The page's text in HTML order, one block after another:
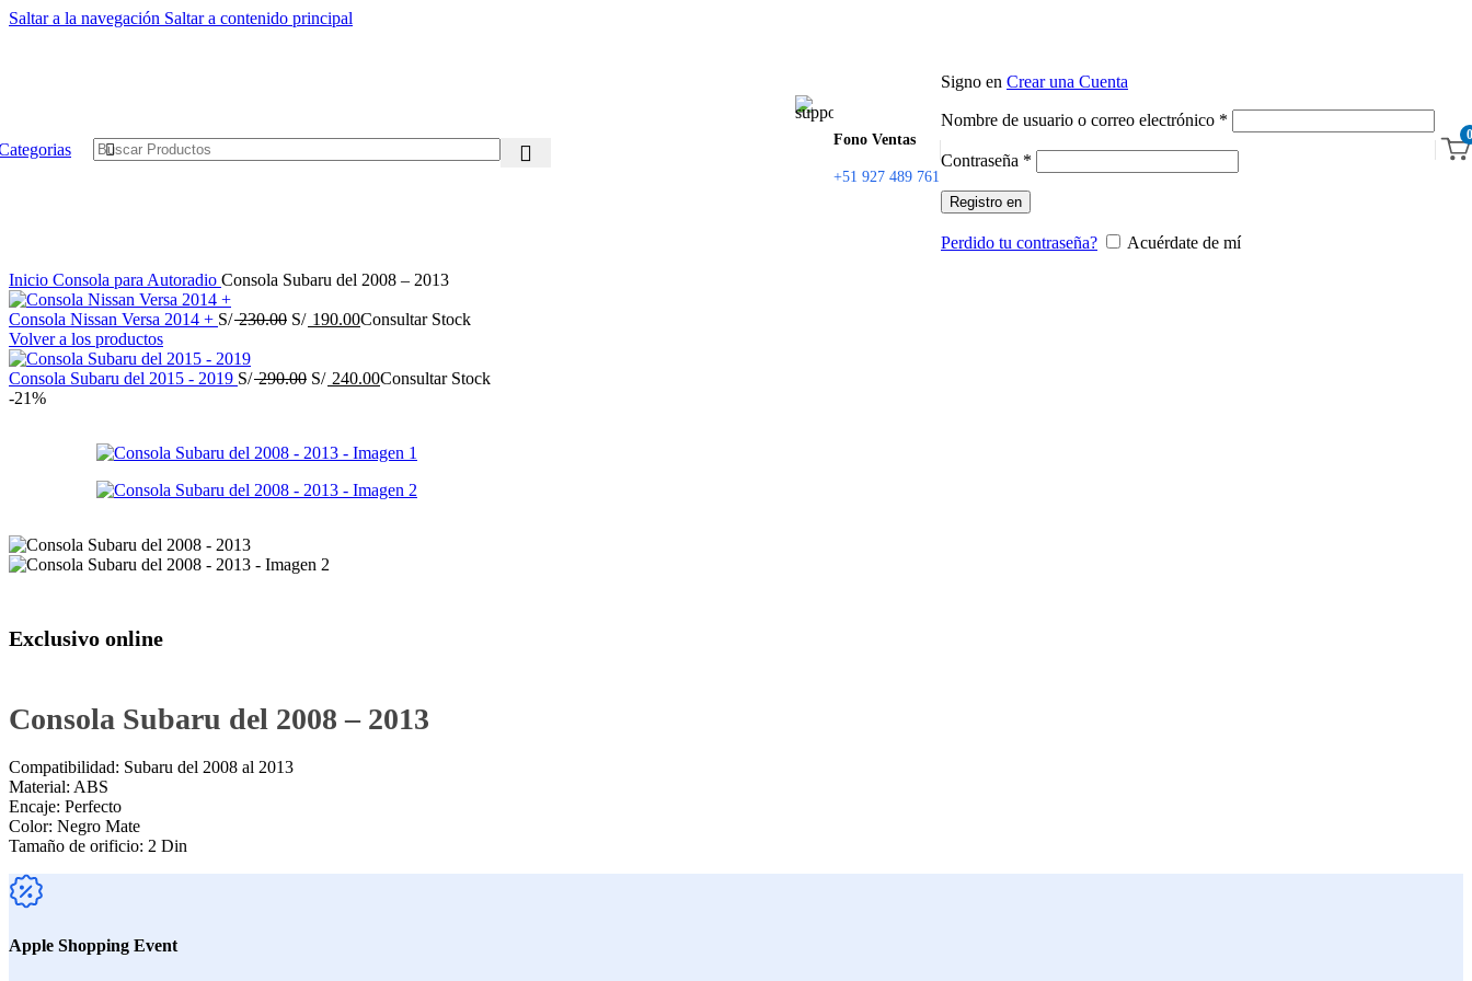
Saltar a la navegación Saltar a contenido principal
Fono Ventas
+51 927 489 761
Signo en Crear una Cuenta
Nombre de usuario o correo electrónico *
Contraseña *
Registro en
Perdido tu contraseña? Acuérdate de mí
0
Inicio Consola para Autoradio Consola Subaru del 2008 – 2013
Consola Nissan Versa 2014 + S/230.00 El
era:
S/ 190.00El
es:
Consultar Stock
Volver a los productos
Consola Subaru del 2015 - 2019 S/290.00 El
S/ 290.00.
S/ 240.00El
S/ 240.00.
Consultar Stock
-21%
Exclusivo online
Consola Subaru del 2008 – 2013
Compatibilidad: Subaru del 2008 al 2013
Material: ABS
Encaje: Perfecto
Color: Negro Mate
Tamaño de orificio: 2 Din
Apple Shopping Event